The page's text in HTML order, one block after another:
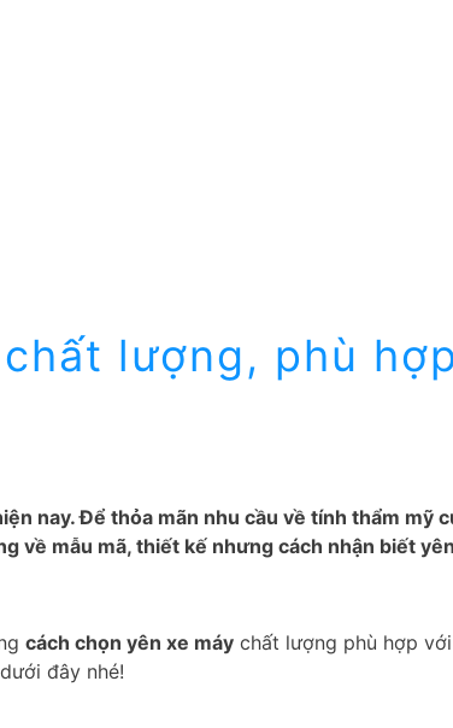
lượng, phù
nay. Để thỏa mãn nhu cầu về tính thẩm
về mẫu mã, thiết kế nhưng cách nhận biết
cách chọn yên xe máy chất lượng phù hợp
đây nhé!